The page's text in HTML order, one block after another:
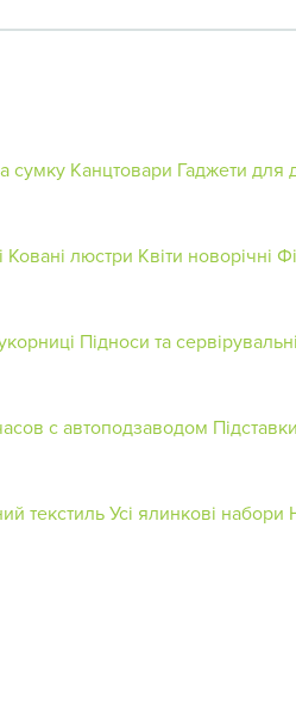
сумку Канцтовари Гаджети для
Ковані люстри Квіти новорічні
Підноси та
с автоподзаводом
текстильУсі ялинкові набори